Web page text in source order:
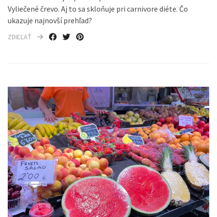
Vyliečené črevo. Aj to sa skloňuje pri carnivore diéte. Čo
ukazuje najnovší prehľad?
ZDIEĽAŤ